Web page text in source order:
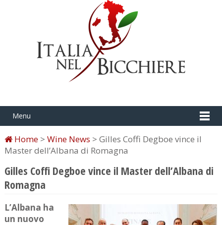
Menu
Home> Wine News > Gilles Coffi Degboe vince il
Master dell’Albana di Romagna
Gilles Coffi Degboe vince il Master dell’Albana di
Romagna
L’Albana ha
un nuovo